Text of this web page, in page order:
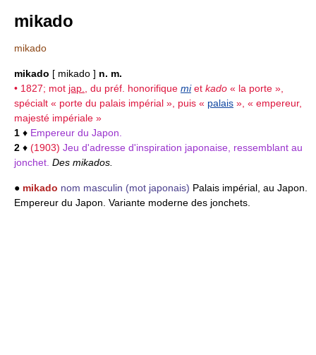
mikado
mikado
mikado [ mikado ] n. m.
• 1827; mot jap. , du préf. honorifique miet kado « la porte »,
spécialt « porte du palais impérial », puis « palais », « empereur,
majesté impériale »
1 ♦ Empereur du Japon.
2 ♦ (1903) Jeu d'adresse d'inspiration japonaise, ressemblant au
jonchet. Des mikados.
● mikado nom masculin (mot japonais) Palais impérial, au Japon.
Empereur du Japon. Variante moderne des jonchets.